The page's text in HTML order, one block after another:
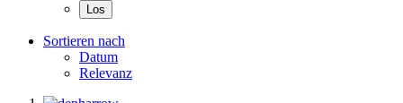
Sortieren nach
Datum
Relevanz